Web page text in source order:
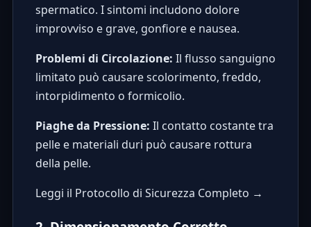
spermatico. I sintomi includono dolore
improvviso e grave, gonfiore e nausea.
Problemi di Circolazione: Il flusso sanguigno
limitato può causare scolorimento, freddo,
intorpidimento o formicolio.
Piaghe da Pressione: Il contatto costante tra
pelle e materiali duri può causare rottura
della pelle.
Leggi il Protocollo di Sicurezza Completo →